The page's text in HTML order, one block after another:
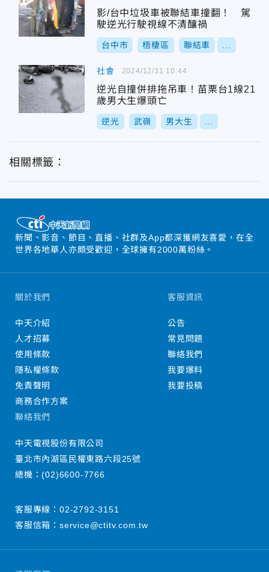
影/台中垃圾車被聯結車撞翻！ 駕
駛逆光行駛視線不清釀禍
台中市 梧棲區 聯結車
社會
逆光自撞併排拖吊車！苗栗台1線21
歲男大生爆頭亡
逆光 武嶺 男大生
2024/12/31 10:44
相關標籤：
新聞、影音、節目、直播、社群及App都深獲網友喜愛，在全
世界各地華人亦頗受歡迎，全球擁有2000萬粉絲。
關於我們
中天介紹
人才招募
使用條款
隱私權條款
免責聲明
商務合作方案
客服資訊
公告
常見問題
聯絡我們
我要爆料
我要投稿
聯絡我們
中天電視股份有限公司
臺北市內湖區民權東路六段25號
總機：(02)6600-7766
客服專線： 02-2792-3151
客服信箱： service@ctitv.com.tw